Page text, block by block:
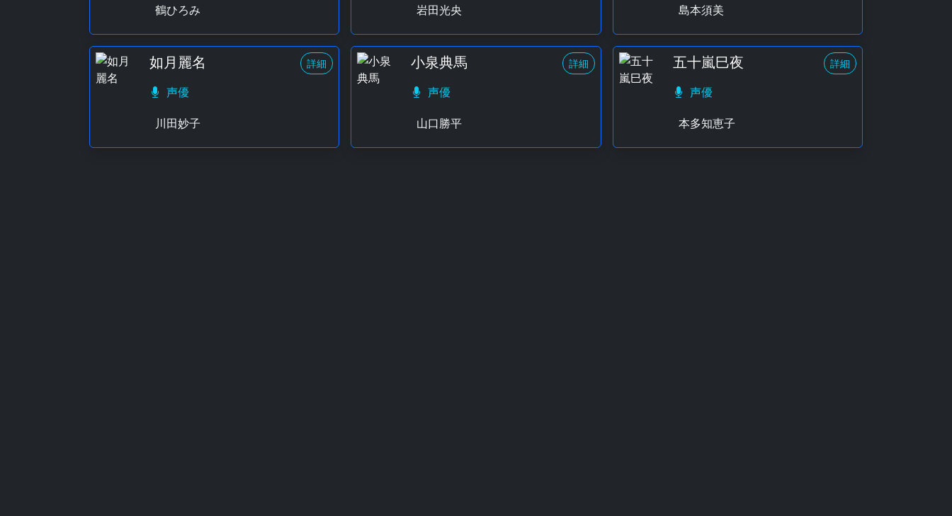
鶴ひろみ
岩田光央
島本須美
如月麗名 詳細
声優
川田妙子
小泉典馬 詳細
声優
山口勝平
五十嵐巳夜 詳細
声優
本多知恵子